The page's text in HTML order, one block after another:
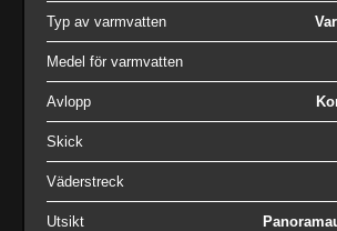
Typ av varmvatten
Medel för varmvatten
Avlopp
Skick
Väderstreck
Utsikt